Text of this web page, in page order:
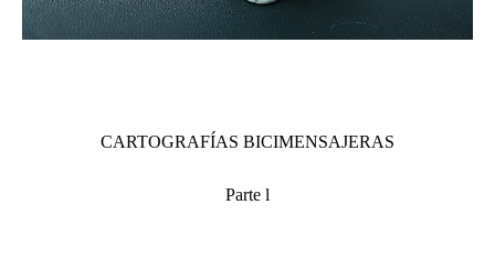
CARTOGRAFÍAS BICIMENSAJERAS
Parte l